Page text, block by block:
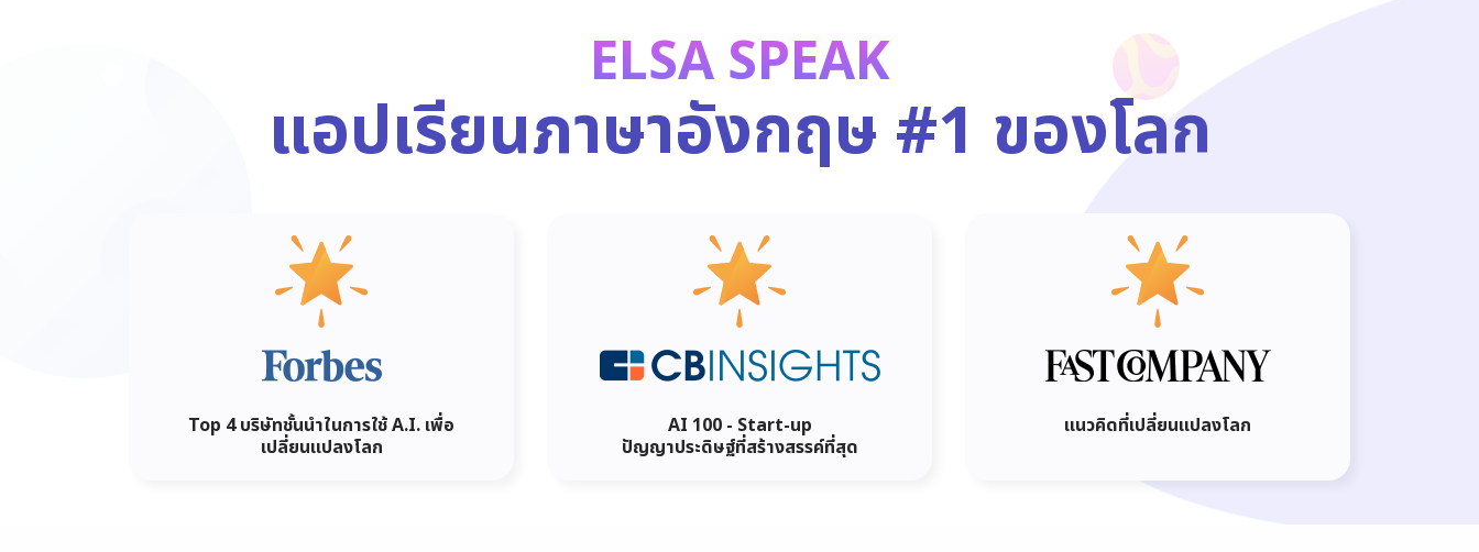
ELSA SPEAK
แอปเรียนภาษาอังกฤษ #1 ของโลก
Top 4 บริษัทชั้นนำในการใช้ A.I. เพื่อ
เปลี่ยนแปลงโลก
AI 100 - Start-up
ปัญญาประดิษฐ์ที่สร้างสรรค์ที่สุด
แนวคิดที่เปลี่ยนแปลงโลก